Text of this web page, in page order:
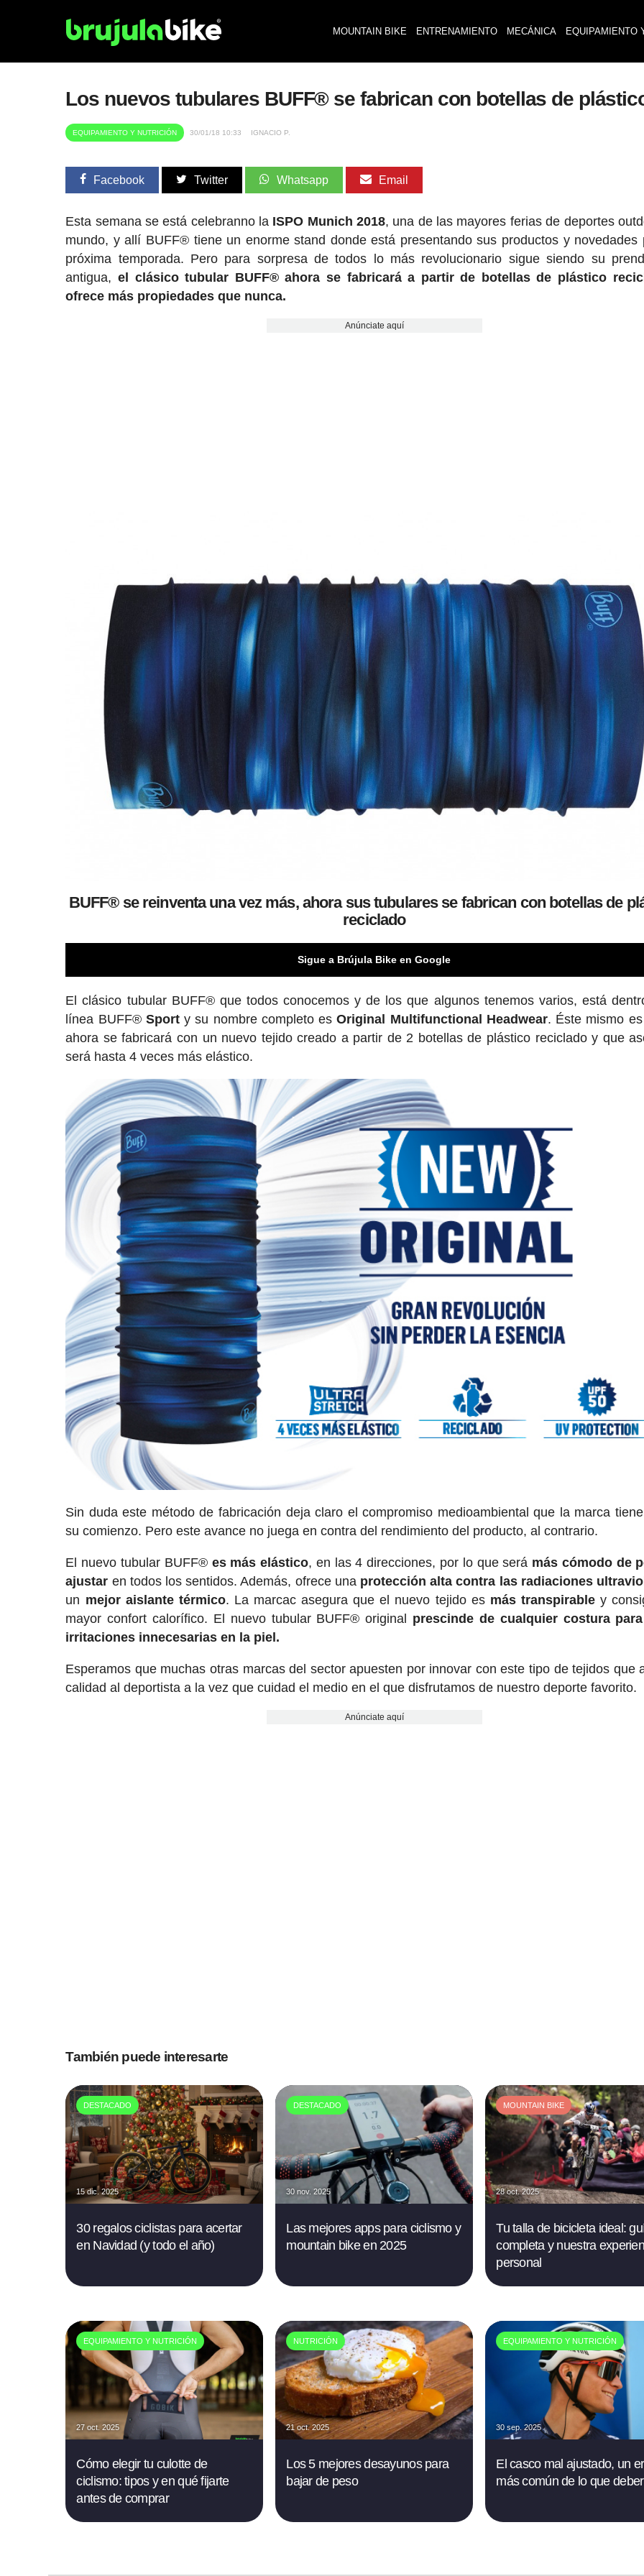
MOUNTAIN BIKE ENTRENAMIENTO MECÁNICA EQUIPAMIENTO
Los nuevos tubulares BUFF® se fabrican con botellas de
EQUIPAMIENTO Y NUTRICIÓN 30/01/18 10:33 IGNACIO P.
Facebook Twitter Whatsapp Email
Esta semana se está celebranno la ISPO Munich 2018, una de las mayores ferias de deportes
mundo, y allí BUFF® tiene un enorme stand donde está presentando sus productos y novedades
próxima temporada. Pero para sorpresa de todos lo más revolucionario sigue siendo su
antigua, el clásico tubular BUFF® ahora se fabricará a partir de botellas de plástico
ofrece más propiedades que nunca.
Anúnciate aquí
BUFF® se reinventa una vez más, ahora sus tubulares se fabrican con botellas de
reciclado
Sigue a Brújula Bike en Google
El clásico tubular BUFF® que todos conocemos y de los que algunos tenemos varios, está
línea BUFF®Sporty su nombre completo esOriginal Multifunctional Headwear. Éste mismo
ahora se fabricará con un nuevo tejido creado a partir de 2 botellas de plástico reciclado y que
será hasta 4 veces más elástico.
Sin duda este método de fabricación deja claro el compromiso medioambiental que la marca
su comienzo. Pero este avance no juega en contra del rendimiento del producto, al contrario.
El nuevo tubular BUFF®es más elástico, en las 4 direcciones, por lo que será más cómodo de
ajustar en todos los sentidos. Además, ofrece una protección alta contra las radiaciones
un mejor aislante térmico. La marcac asegura que el nuevo tejido es más transpirabley
mayor confort calorífico. El nuevo tubular BUFF® original prescinde de cualquier costura
irritaciones innecesarias en la piel.
Esperamos que muchas otras marcas del sector apuesten por innovar con este tipo de tejidos que
calidad al deportista a la vez que cuidad el medio en el que disfrutamos de nuestro deporte favorito.
Anúnciate aquí
También puede interesarte
DESTACADO
15 dic. 2025
30 regalos ciclistas para acertar
en Navidad (y todo el año)
DESTACADO
30 nov. 2025
Las mejores apps para ciclismo y
mountain bike en 2025
MOUNTAIN BIKE
28 oct. 2025
Tu talla de bicicleta ideal:
completa y nuestra
personal
EQUIPAMIENTO Y NUTRICIÓN
27 oct. 2025
Cómo elegir tu culotte de
ciclismo: tipos y en qué fijarte
antes de comprar
NUTRICIÓN
21 oct. 2025
Los 5 mejores desayunos para
bajar de peso
EQUIPAMIENTO Y NUTRICIÓN
30 sep. 2025
El casco mal ajustado, un
más común de lo que